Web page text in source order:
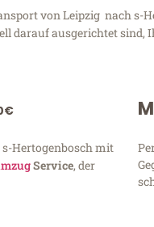
von Leipzig nach s-
darauf ausgerichtet
Hertogenbosch mit
Service, der